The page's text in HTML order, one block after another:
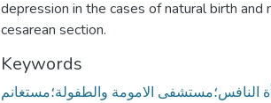
depression in the cases of natural birth and
cesarean section.
Keywords
النافس؛مستشفى الامومة والطفولة؛مستغانم